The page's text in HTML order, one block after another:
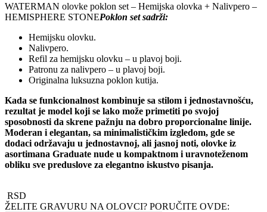
WATERMAN olovke poklon set – Hemijska olovka + Nalivpero –
HEMISPHERE STONEPoklon set sadrži:
Hemijsku olovku.
Nalivpero.
Refil za hemijsku olovku – u plavoj boji.
Patronu za nalivpero – u plavoj boji.
Originalna luksuzna poklon kutija.
Kada se funkcionalnost kombinuje sa stilom i jednostavnošću,
rezultat je model koji se lako može primetiti po svojoj
sposobnosti da skrene pažnju na dobro proporcionalne linije.
Moderan i elegantan, sa minimalističkim izgledom, gde se
dodaci održavaju u jednostavnoj, ali jasnoj noti, olovke iz
asortimana Graduate nude u kompaktnom i uravnoteženom
obliku sve preduslove za elegantno iskustvo pisanja.
RSD
ŽELITE GRAVURU NA OLOVCI? PORUČITE OVDE: